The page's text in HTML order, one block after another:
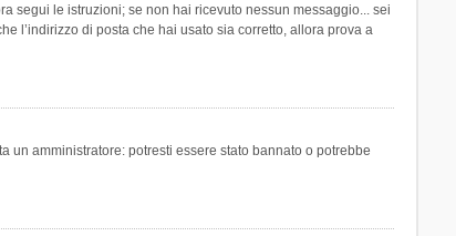
segui le istruzioni; se non hai ricevuto nessun messaggio... sei
l’indirizzo di posta che hai usato sia corretto, allora prova a
un amministratore: potresti essere stato bannato o potrebbe